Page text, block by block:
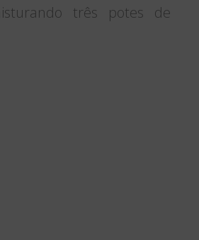
três potes de